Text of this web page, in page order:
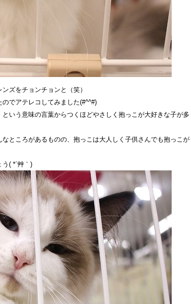
ズをチョンチョンと（笑）
でアテレコしてみました(#^^#)
いう意味の言葉からつくほどやさしく抱っこが大好きな子が多
ところがあるものの、抱っこは大人しく子供さんでも抱っこが
( *´艸｀)